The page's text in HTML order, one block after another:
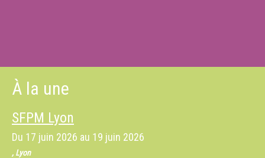
À la une
SFPM Lyon
Du 17 juin 2026 au 19 juin 2026
, Lyon